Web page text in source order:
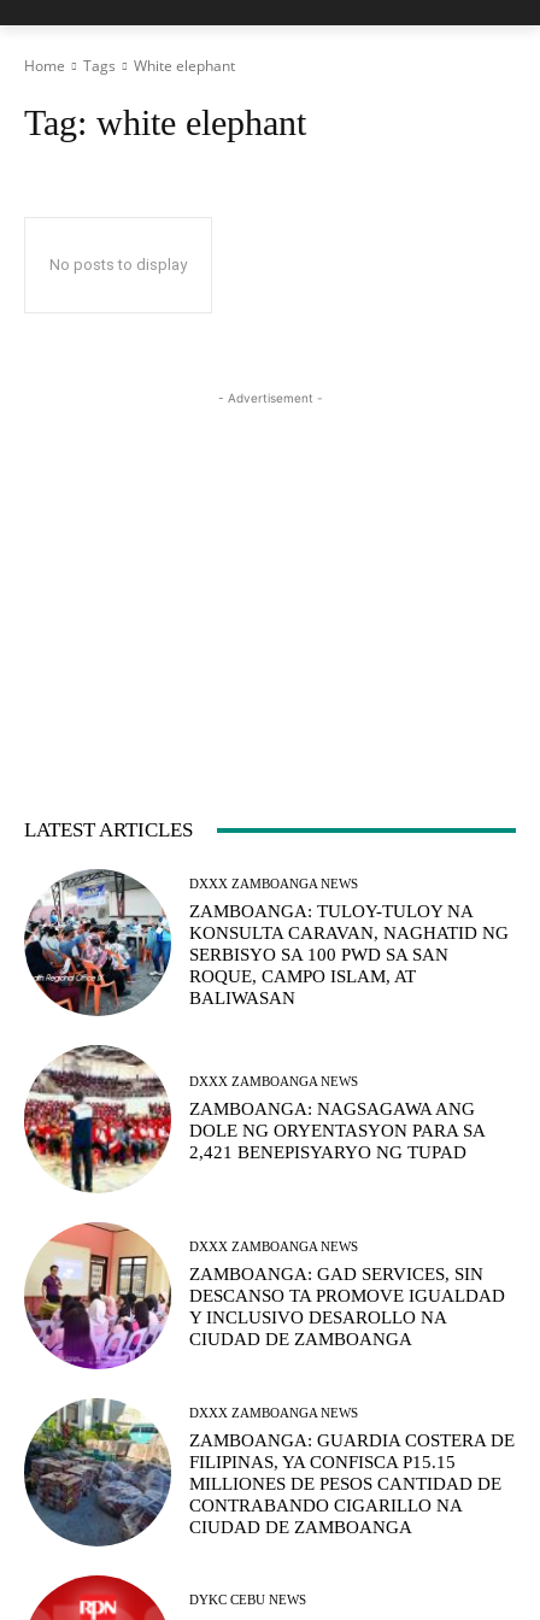
Home Tags White elephant
Tag: white elephant
No posts to display
- Advertisement -
LATEST ARTICLES
DXXX ZAMBOANGA NEWS
ZAMBOANGA: TULOY-TULOY NA
KONSULTA CARAVAN, NAGHATID NG
SERBISYO SA 100 PWD SA SAN
ROQUE, CAMPO ISLAM, AT
BALIWASAN
DXXX ZAMBOANGA NEWS
ZAMBOANGA: NAGSAGAWA ANG
DOLE NG ORYENTASYON PARA SA
2,421 BENEPISYARYO NG TUPAD
DXXX ZAMBOANGA NEWS
ZAMBOANGA: GAD SERVICES, SIN
DESCANSO TA PROMOVE IGUALDAD
Y INCLUSIVO DESAROLLO NA
CIUDAD DE ZAMBOANGA
DXXX ZAMBOANGA NEWS
ZAMBOANGA: GUARDIA COSTERA DE
FILIPINAS, YA CONFISCA P15.15
MILLIONES DE PESOS CANTIDAD DE
CONTRABANDO CIGARILLO NA
CIUDAD DE ZAMBOANGA
DYKC CEBU NEWS